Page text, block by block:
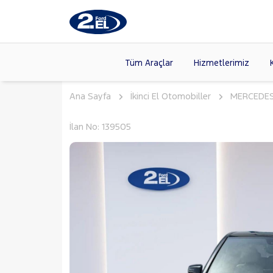
Tüm Araçlar Hizmetlerimiz
Markalar >
Modeller
FORD
Ana Sayfa İkinci El Otomobiller
İlan No: 139505